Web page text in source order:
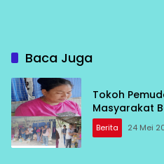
Baca Juga
Tokoh
Masyarakat
Berita 24 Mei